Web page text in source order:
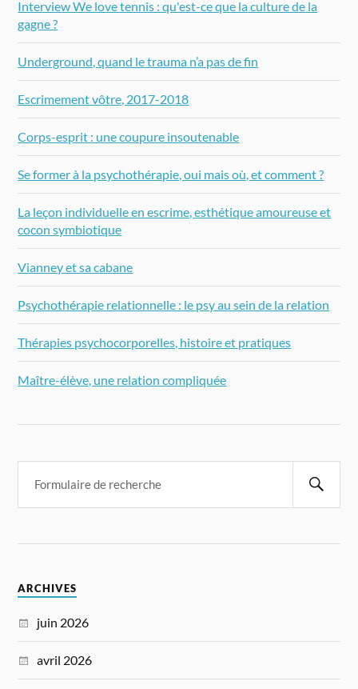
Interview We love tennis : qu'est-ce que la culture de la
gagne ?
Underground, quand le trauma n’a pas de fin
Escrimement vôtre, 2017-2018
Corps-esprit : une coupure insoutenable
Se former à la psychothérapie, oui mais où, et comment ?
La leçon individuelle en escrime, esthétique amoureuse et
cocon symbiotique
Vianney et sa cabane
Psychothérapie relationnelle : le psy au sein de la relation
Thérapies psychocorporelles, histoire et pratiques
Maître-élève, une relation compliquée
ARCHIVES
juin 2026
avril 2026